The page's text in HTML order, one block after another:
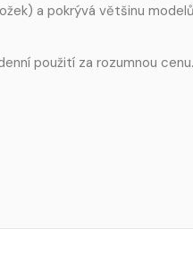
a pokrývá většinu
použití za rozumnou cenu.